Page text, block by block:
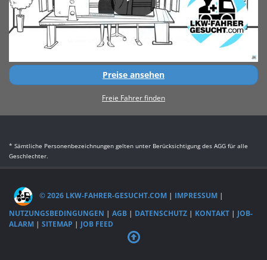
Preise ansehen
Freie Fahrer finden
* Sämtliche Personenbezeichnungen gelten unter Berücksichtigung des AGG für alle
Geschlechter.
© 2026 LKW-FAHRER-GESUCHT.COM | IMPRESSUM |
NUTZUNGSBEDINGUNGEN | AGB | DATENSCHUTZ | KONTAKT | JOB-
ALARM | SITEMAP | JOB FEED